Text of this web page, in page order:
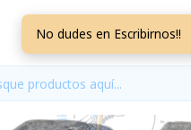
Ajuares 0/3 Meses Lisos/
Ajuar 5 Piezas Liso Talla 0/3
No dudes en Escribirnos!!